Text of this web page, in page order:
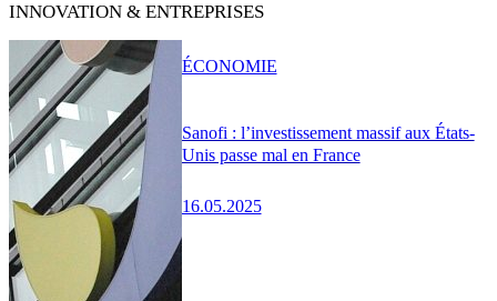
INNOVATION & ENTREPRISES
Sanofi : l’investissement massif aux États-
Unis passe mal en France
16.05.2025
ÉCONOMIE